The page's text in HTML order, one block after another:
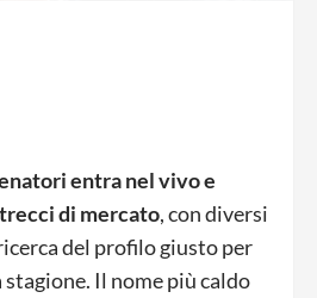
entra nel vivo e
di mercato, con diversi
del profilo giusto per
Il nome più caldo